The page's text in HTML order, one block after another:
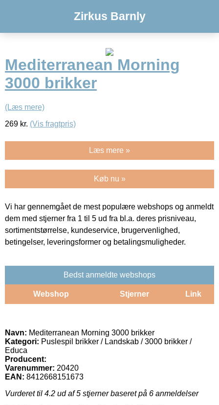
Zirkus Barnly
Mediterranean Morning
3000 brikker
(Læs mere)
269 kr. (Vis fragtpris)
Læs mere »
Køb nu »
Vi har gennemgået de mest populære webshops og anmeldt
dem med stjerner fra 1 til 5 ud fra bl.a. deres prisniveau,
sortimentstørrelse, kundeservice, brugervenlighed,
betingelser, leveringsformer og betalingsmuligheder.
Bedst anmeldte webshops
Webshop Stjerner Link
Navn: Mediterranean Morning 3000 brikker
Kategori: Puslespil brikker / Landskab / 3000 brikker /
Educa
Producent:
Varenummer: 20420
EAN: 8412668151673
Vurderet til 4.2 ud af 5 stjerner baseret på 6 anmeldelser